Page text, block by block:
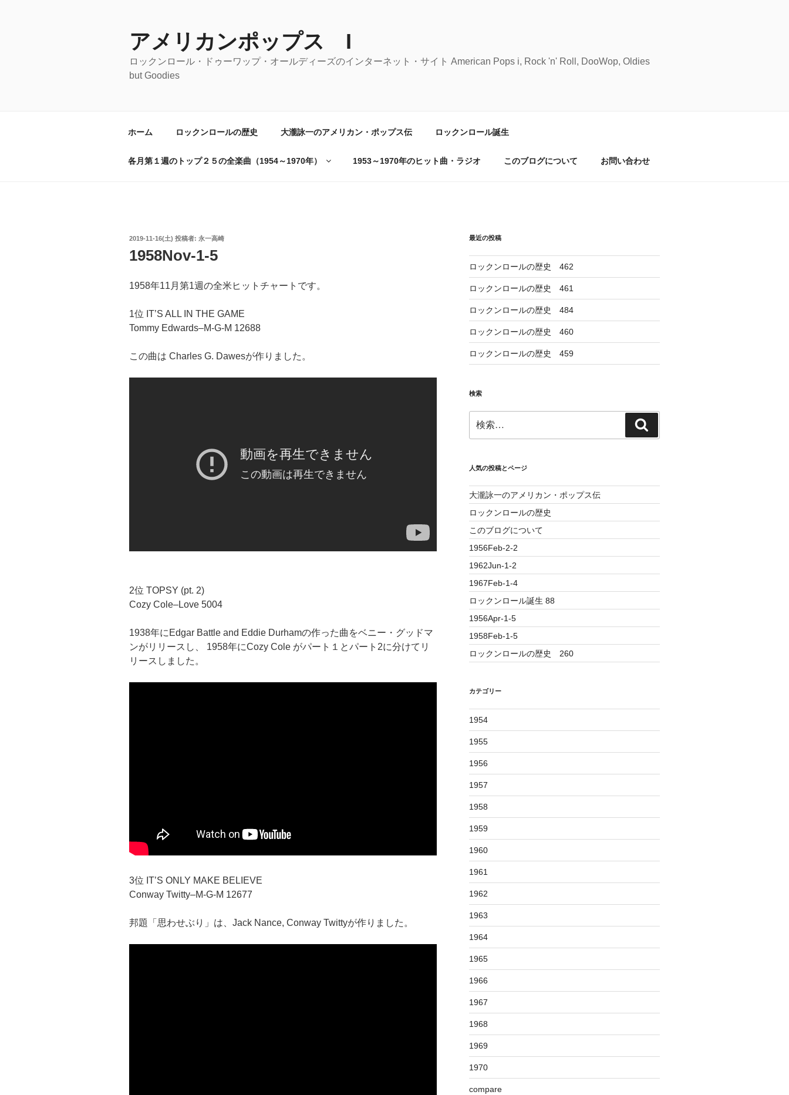
アメリカンポップス I
ロックンロール・ドゥーワップ・オールディーズのインターネット・サイト American Pops i, Rock 'n' Roll, DooWop, Oldies
but Goodies
ホーム ロックンロールの歴史 大瀧詠一のアメリカン・ポップス伝 ロックンロール誕生
各月第１週のトップ２５の全楽曲（1954～1970年） 1953～1970年のヒット曲・ラジオ このブログについて お問い合わせ
投
2019-11-16(土) 投稿者: 永一高崎
1958Nov-1-5
1958年11月第1週の全米ヒットチャートです。
1位 IT’S ALL IN THE GAME
Tommy Edwards–M-G-M 12688
この曲は Charles G. Dawesが作りました。
2位 TOPSY (pt. 2)
Cozy Cole–Love 5004
1938年に Edgar Battle and Eddie Durhamの作った曲をベニー・グッドマ
ンがリリースし、 1958年にCozy Cole がパート１とパート2に分けてリ
リースしました。
3位 IT’S ONLY MAKE BELIEVE
Conway Twitty–M-G-M 12677
邦題「思わせぶり」は、Jack Nance, Conway Twittyが作りました。
最近の投稿
ロックンロールの歴史 462
ロックンロールの歴史 461
ロックンロールの歴史 484
ロックンロールの歴史 460
ロックンロールの歴史 459
検索
索:
索
人気の投稿とページ
大瀧詠一のアメリカン・ポップス伝
ロックンロールの歴史
このブログについて
1956Feb-2-2
1962Jun-1-2
1967Feb-1-4
ロックンロール誕生 88
1956Apr-1-5
1958Feb-1-5
ロックンロールの歴史 260
カテゴリー
1954
1955
1956
1957
1958
1959
1960
1961
1962
1963
1964
1965
1966
1967
1968
1969
1970
compare